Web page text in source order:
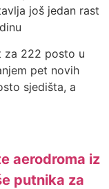
još jedan rast
za 222 posto u
pet novih
sjedišta, a
aerodroma iz
putnika za